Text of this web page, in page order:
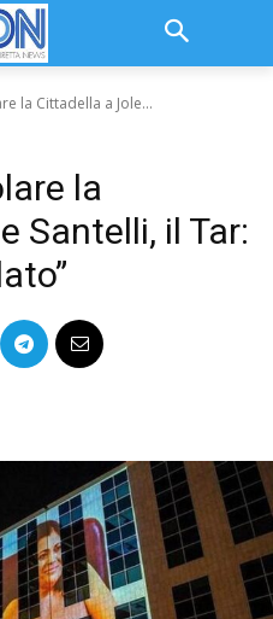
la Cittadella a Jole...
la
Santelli, il Tar: